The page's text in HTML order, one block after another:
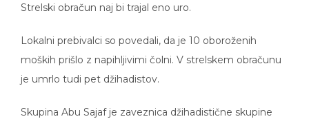
Strelski obračun naj bi trajal eno uro.
Lokalni prebivalci so povedali, da je 10 oboroženih
moških prišlo z napihljivimi čolni. V strelskem obračunu
je umrlo tudi pet džihadistov.
Skupina Abu Sajaf je zaveznica džihadistične skupine